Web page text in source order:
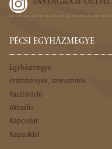
INSTAGRAM-OLDAL
PÉCSI EGYHÁZMEGYE
Egyházmegye
Intézmények, szervezetek
Pasztoráció
Aktuális
Kapcsolat
Kapuoldal